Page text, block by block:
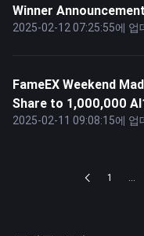
Winner Announcement
2025-02-12 07:25:55에 업
FameEX Weekend
Share to 1,000,000
2025-02-11 09:08:15에 업
1 ...